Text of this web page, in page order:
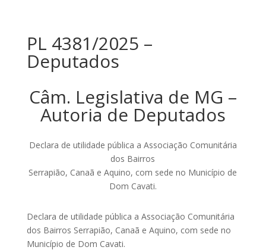
PL 4381/2025 –
Deputados
Câm. Legislativa de MG –
Autoria de Deputados
Declara de utilidade pública a Associação Comunitária
dos Bairros
Serrapião, Canaã e Aquino, com sede no Município de
Dom Cavati.
Declara de utilidade pública a Associação Comunitária
dos Bairros Serrapião, Canaã e Aquino, com sede no
Município de Dom Cavati.